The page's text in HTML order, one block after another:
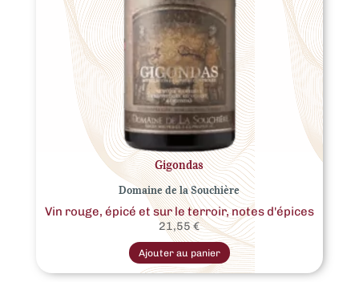
Gigondas
Domaine de la Souchière
Vin rouge, épicé et sur le terroir, notes d'épices
21,55€
Ajouter au panier
Ce
produit
a
plusieurs